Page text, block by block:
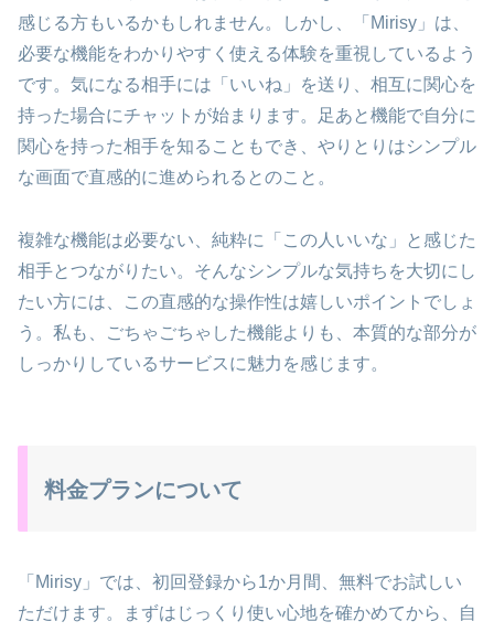
感じる方もいるかもしれません。しかし、「Mirisy」は、
必要な機能をわかりやすく使える体験を重視しているよう
です。気になる相手には「いいね」を送り、相互に関心を
持った場合にチャットが始まります。足あと機能で自分に
関心を持った相手を知ることもでき、やりとりはシンプル
な画面で直感的に進められるとのこと。
複雑な機能は必要ない、純粋に「この人いいな」と感じた
相手とつながりたい。そんなシンプルな気持ちを大切にし
たい方には、この直感的な操作性は嬉しいポイントでしょ
う。私も、ごちゃごちゃした機能よりも、本質的な部分が
しっかりしているサービスに魅力を感じます。
料金プランについて
「Mirisy」では、初回登録から1か月間、無料でお試しい
ただけます。まずはじっくり使い心地を確かめてから、自